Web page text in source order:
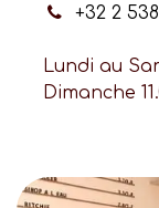
+32 2
Lundi au
Dimanche